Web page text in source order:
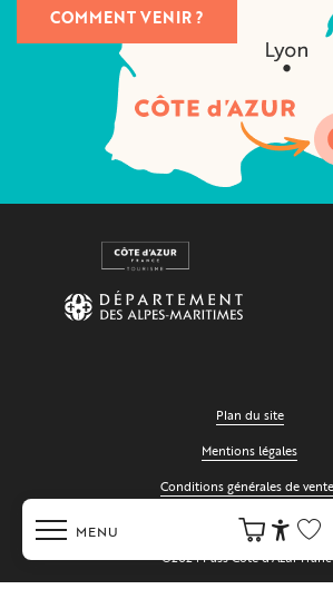
MENU
Voir
COMMENT VENIR ?
Plan du site
Mentions légales
Conditions générales de
Cookies
©2024 Pass Côte d'Azur